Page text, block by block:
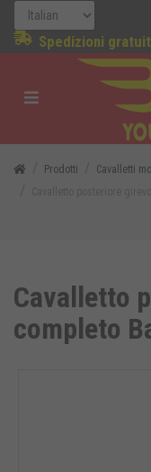
Spedizioni
Prodotti Cavalletti
Cavalletto
completo